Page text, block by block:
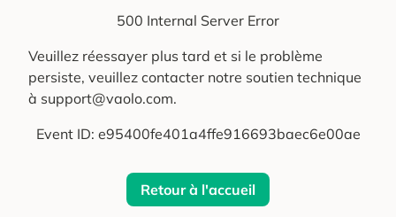
500 Internal Server Error
Veuillez réessayer plus tard et si le problème
persiste, veuillez contacter notre soutien technique
à support@vaolo.com.
Event ID: e95400fe401a4ffe916693baec6e00ae
Retour à l'accueil